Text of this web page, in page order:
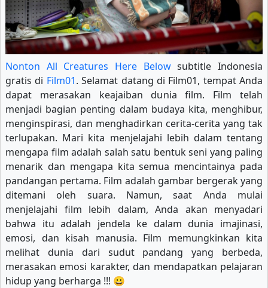
Nonton All Creatures Here Belowsubtitle Indonesia
gratis di Film01. Selamat datang di Film01, tempat Anda
dapat merasakan keajaiban dunia film. Film telah
menjadi bagian penting dalam budaya kita, menghibur,
menginspirasi, dan menghadirkan cerita-cerita yang tak
terlupakan. Mari kita menjelajahi lebih dalam tentang
mengapa film adalah salah satu bentuk seni yang paling
menarik dan mengapa kita semua mencintainya pada
pandangan pertama. Film adalah gambar bergerak yang
ditemani oleh suara. Namun, saat Anda mulai
menjelajahi film lebih dalam, Anda akan menyadari
bahwa itu adalah jendela ke dalam dunia imajinasi,
emosi, dan kisah manusia. Film memungkinkan kita
melihat dunia dari sudut pandang yang berbeda,
merasakan emosi karakter, dan mendapatkan pelajaran
hidup yang berharga !!! 😀